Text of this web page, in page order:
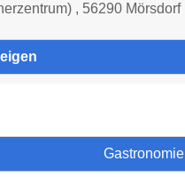
, 56290 Mörsdorf
Gastronomie